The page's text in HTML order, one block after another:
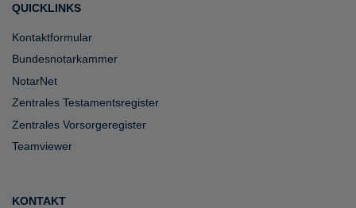
QUICKLINKS
Kontaktformular
Bundesnotarkammer
NotarNet
Zentrales Testamentsregister
Zentrales Vorsorgeregister
Teamviewer
KONTAKT